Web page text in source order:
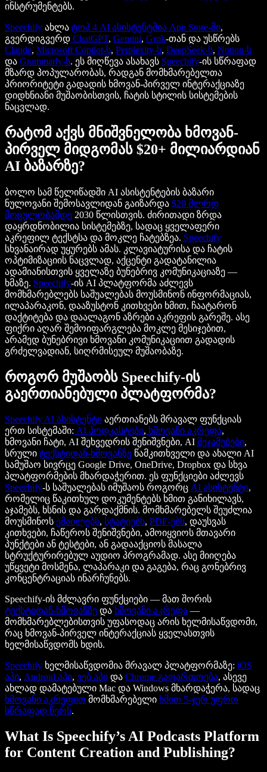
ინსტრუმენტებს.
Speechify ახლა ტოპ 4 AI ასისტენტშია App Store-ში,
გვერდიგვერდ ChatGPT, Gemini, Grok-თან და უსწრებს
Claude, Microsoft Copilot-ს, Perplexity-ს, DeepSeek-ს, Notion-ს
და Grammarly-ს. ეს მიღწევა ასახავს Speechify-ის სწრაფად
მზარდ პოპულარობას, რადგან მომხმარებელთა
პრიორიტეტი გადადის ხმოვან-პირველ ინტერაქციაზე
დიდხნიანი მუშაობისთვის, ჩატის სტილის სისტემების
ნაცვლად.
რატომ აქვს მნიშვნელობა ხმოვან-
პირველ მიდგომას $20+ მილიარდიან
AI ბაზარზე?
ბოლო სამ წელიწადში AI ასისტენტების ბაზარი
ნულოვანი შემოსავლიდან გაიზარდა $20 მლრდ
მოცულობამდე 2030 წლისთვის. ძირითადი ზრდა
დაყრდნობილია სისტემებზე, სადაც ყველაფერი
აკრეფილ ტექსტსა და მოკლე ჩატებზეა. Speechify
სხვანაირად უყურებს ამას. კლავიატურისა და ჩატის
ოპტიმიზაციის ნაცვლად, აქცენტი გადატანილია
ადამიანისთვის ყველაზე ბუნებრივ კომუნიკაციაზე —
ხმაზე. Speechify-ის AI პლატფორმა აძლევს
მომხმარებლებს საშუალებას მოუსმინონ ინფორმაციას,
ილაპარაკონ, დააზუსტონ კითხვები ხმით, ჩაატარონ
დაქტიტება და დაალაგონ აზრები აკრეფის გარეშე. ასე
ფიქრი აღარ შემოიფარგლება მოკლე მესიჯებით,
არამედ ბუნებრივი ხმოვანი კომუნიკაციით გადადის
გრძელვადიან, სიღრმისეულ მუშაობაზე.
როგორ მუშაობს Speechify-ის
გაერთიანებული პლატფორმა?
Speechify AI ასისტენტი აერთიანებს მრავალ ფუნქციას
ერთ სისტემაში: AI პოდკასტები, ხმოვანი აკრეფა,
ხმოვანი ჩატი, AI შეხვედრის შენიშვნები, AI შეჯამებები,
სრული ტექსტიდან-ხმოვანზე წამკითხველი და ახალი AI
სამუშაო სივრცე Google Drive, OneDrive, Dropbox და სხვა
პლატფორმების მხარდაჭერით. ეს ფუნქციები აძლევს
Speechify-ს საშუალებას იმუშაოს როგორც AI ასისტენტი,
რომელიც წაკითხულ დოკუმენტებს ხმით განიხილავს,
აჯამებს, ხსნის და გარდაქმნის. მომხმარებელს შეუძლია
მოუსმინოს ემაილებს, სტატიებს, PDF-ებს, დაუსვას
კითხვები, ჩაწეროს შენიშვნები, ამოიყვიოს მთავარი
პუნქტები ან ტესტები, ან გადააქციოს მასალა
სტრუქტურირებულ აუდიო პროგრამად. ასე მიიღება
უწყვეტი მოსმენა, ლაპარაკი და გაგება, რაც გონებრივ
კონცენტრაციას ინარჩუნებს.
Speechify-ის მძლავრი ფუნქციები — მათ შორის
ტექსტიდან-ხმოვანზე და ხმოვანი აკრეფა —
მომხმარებლებისთვის უფასოდაც არის ხელმისაწვდომი,
რაც ხმოვან-პირველ ინტერაქციას ყველასთვის
ხელმისაწვდომს ხდის.
Speechify ხელმისაწვდომია მრავალ პლატფორმაზე: iOS
აპი, Android აპი, ვებ აპი და Chrome გაფართოება, ასევე
ახლად დამატებული Mac და Windows მხარდაჭერა, სადაც
ხმოვანი აკრეფით მომხმარებელი ხმით 5-ჯერ უფრო
სწრაფად წერს.
What Is Speechify’s AI Podcasts Platform
for Content Creation and Publishing?